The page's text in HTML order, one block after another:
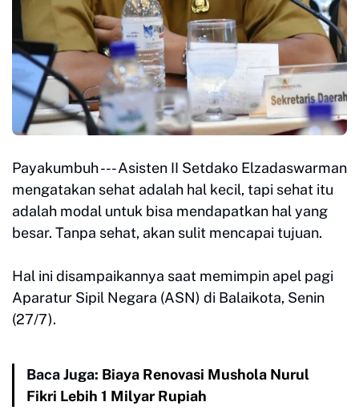
Payakumbuh --- Asisten II Setdako Elzadaswarman
mengatakan sehat adalah hal kecil, tapi sehat itu
adalah modal untuk bisa mendapatkan hal yang
besar. Tanpa sehat, akan sulit mencapai tujuan.
Hal ini disampaikannya saat memimpin apel pagi
Aparatur Sipil Negara (ASN) di Balaikota, Senin
(27/7).
Baca Juga: Biaya Renovasi Mushola Nurul
Fikri Lebih 1 Milyar Rupiah